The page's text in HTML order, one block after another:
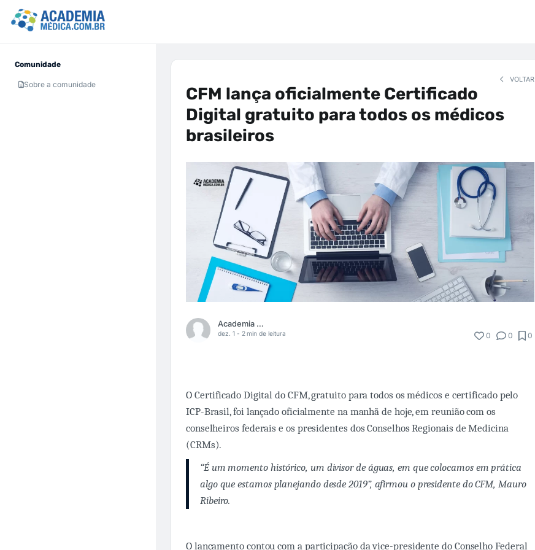
Comunidade
Sobre a comunidade
VOLTAR
CFM lança oficialmente Certificado
Digital gratuito para todos os médicos
brasileiros
Academia Médica
dez. 1 - 2 min de leitura 0 0 0
O Certificado Digital do CFM, gratuito para todos os médicos e certificado pelo
ICP-Brasil, foi lançado oficialmente na manhã de hoje, em reunião com os
conselheiros federais e os presidentes dos Conselhos Regionais de Medicina
(CRMs).
“É um momento histórico, um divisor de águas, em que colocamos em prática
algo que estamos planejando desde 2019”, afirmou o presidente do CFM, Mauro
Ribeiro.
O lançamento contou com a participação da vice-presidente do Conselho Federal